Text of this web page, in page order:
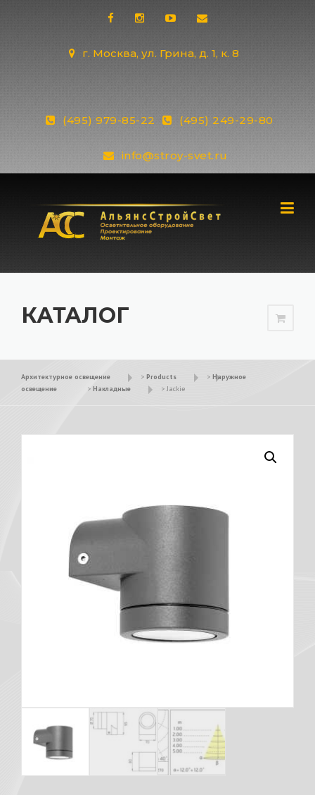
г. Москва, ул. Грина, д. 1, к. 8
(495) 979-85-22 (495) 249-29-80
info@stroy-svet.ru
КАТАЛОГ
Архитектурное освещение > Products > Наружное
освещение
> Накладные > Jackie